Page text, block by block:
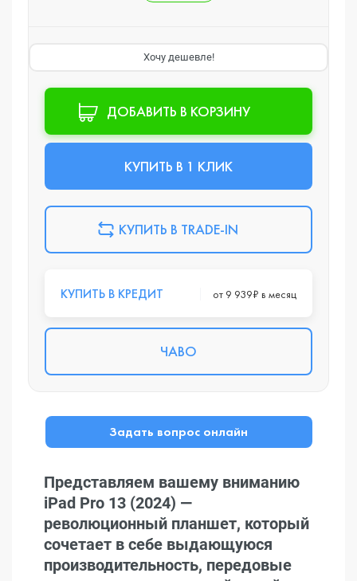
Хочу дешевле!
ДОБАВИТЬ В КОРЗИНУ
КУПИТЬ В 1 КЛИК
КУПИТЬ В TRADE-IN
КУПИТЬ В КРЕДИТ от 9 939₽ в месяц
ЧАВО
Задать вопрос онлайн
Представляем вашему вниманию
iPad Pro 13 (2024) —
революционный планшет, который
сочетает в себе выдающуюся
производительность, передовые